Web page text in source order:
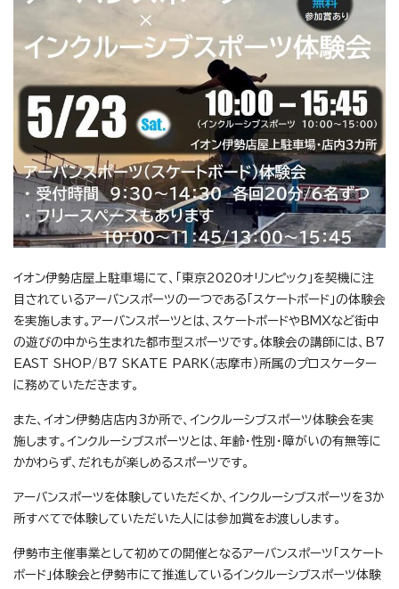
イオン伊勢店屋上駐車場にて、「東京2020オリンピック」を契機に注
目されているアーバンスポーツの一つである「スケートボード」の体験会
を実施します。アーバンスポーツとは、スケートボードやBMXなど街中
の遊びの中から生まれた都市型スポーツです。体験会の講師には、B7
EAST SHOP/B7 SKATE PARK（志摩市）所属のプロスケーター
に務めていただきます。
また、イオン伊勢店店内3か所で、インクルーシブスポーツ体験会を実
施します。インクルーシブスポーツとは、年齢・性別・障がいの有無等に
かかわらず、だれもが楽しめるスポーツです。
アーバンスポーツを体験していただくか、インクルーシブスポーツを3か
所すべてで体験していただいた人には参加賞をお渡しします。
伊勢市主催事業として初めての開催となるアーバンスポーツ「スケート
ボード」体験会と伊勢市にて推進しているインクルーシブスポーツ体験